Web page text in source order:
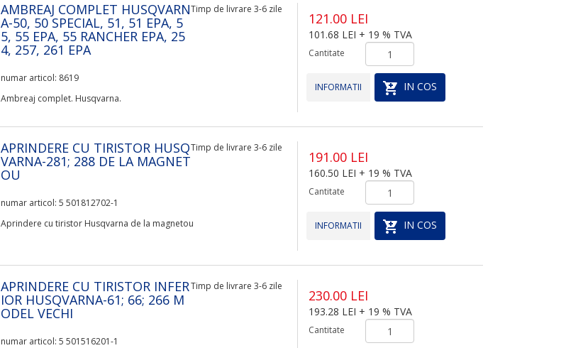
AMBREAJ COMPLET HUSQVARN
A-50, 50 SPECIAL, 51, 51 EPA, 5
5, 55 EPA, 55 RANCHER EPA, 25
4, 257, 261 EPA
Timp de livrare 3-6 zile
numar articol: 8619
Ambreaj complet. Husqvarna.
121.00 LEI
101.68 LEI + 19 % TVA
Cantitate
INFORMATII IN COS
APRINDERE CU TIRISTOR HUSQ
VARNA-281; 288 DE LA MAGNET
OU
Timp de livrare 3-6 zile
numar articol: 5 501812702-1
Aprindere cu tiristor Husqvarna de la magnetou
191.00 LEI
160.50 LEI + 19 % TVA
Cantitate
INFORMATII IN COS
APRINDERE CU TIRISTOR INFER
IOR HUSQVARNA-61; 66; 266 M
ODEL VECHI
Timp de livrare 3-6 zile
numar articol: 5 501516201-1
230.00 LEI
193.28 LEI + 19 % TVA
Cantitate